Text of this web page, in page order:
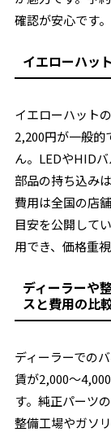
確認が安心です。
イエローハッ
イエローハット
2,200円が一般的
ん。LEDやHIDバ
部品の持ち込み
費用は全国の店
目安を公開して
用でき、価格重
ディーラーや
スと費用の比
ディーラーでの
賃が2,000～
す。純正パーツ
整備工場やガソ